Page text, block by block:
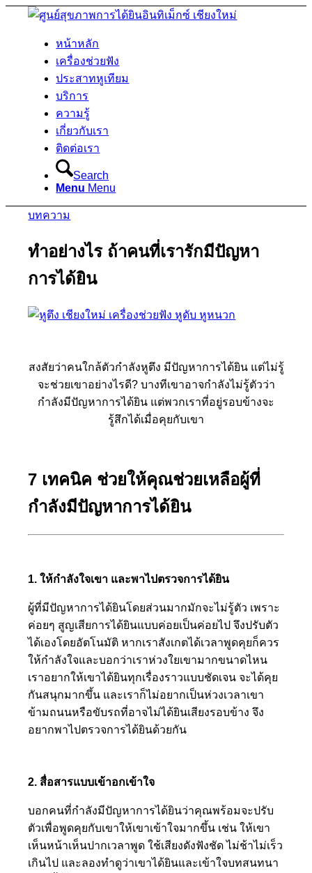
หน้าหลัก
เครื่องช่วยฟัง
ประสาทหูเทียม
บริการ
ความรู้
เกี่ยวกับเรา
ติดต่อเรา
Search
Menu Menu
บทความ
ทำอย่างไร ถ้าคนที่เรารักมีปัญหา
การได้ยิน
สงสัยว่าคนใกล้ตัวกำลังหูตึง มีปัญหาการได้ยิน แต่ไม่รู้
จะช่วยเขาอย่างไรดี? บางทีเขาอาจกำลังไม่รู้ตัวว่า
กำลังมีปัญหาการได้ยิน แต่พวกเราที่อยู่รอบข้างจะ
รู้สึกได้เมื่อคุยกับเขา
7 เทคนิค ช่วยให้คุณช่วยเหลือผู้ที่
กำลังมีปัญหาการได้ยิน
1. ให้กำลังใจเขา และพาไปตรวจการได้ยิน
ผู้ที่มีปัญหาการได้ยินโดยส่วนมากมักจะไม่รู้ตัว เพราะ
ค่อยๆ สูญเสียการได้ยินแบบค่อยเป็นค่อยไป จึงปรับตัว
ได้เองโดยอัตโนมัติ หากเราสังเกตได้เวลาพูดคุยก็ควร
ให้กำลังใจและบอกว่าเราห่วงใยเขามากขนาดไหน
เราอยากให้เขาได้ยินทุกเรื่องราวแบบชัดเจน จะได้คุย
กันสนุกมากขึ้น และเราก็ไม่อยากเป็นห่วงเวลาเขา
ข้ามถนนหรือขับรถที่อาจไม่ได้ยินเสียงรอบข้าง จึง
อยากพาไปตรวจการได้ยินด้วยกัน
2. สื่อสารแบบเข้าอกเข้าใจ
บอกคนที่กำลังมีปัญหาการได้ยินว่าคุณพร้อมจะปรับ
ตัวเพื่อพูดคุยกับเขาให้เขาเข้าใจมากขึ้น เช่น ให้เขา
เห็นหน้าเห็นปากเวลาพูด ใช้เสียงดังฟังชัด ไม่ช้าไม่เร็ว
เกินไป และลองทำดูว่าเขาได้ยินและเข้าใจบทสนทนา